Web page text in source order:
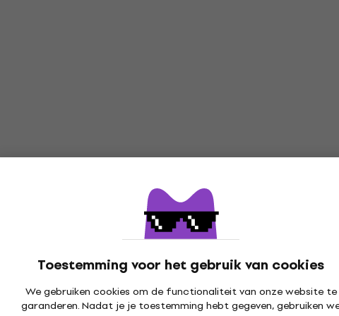
Toestemming voor het gebruik van cookies
We gebruiken cookies om de functionaliteit van onze website te
garanderen. Nadat je je toestemming hebt gegeven, gebruiken